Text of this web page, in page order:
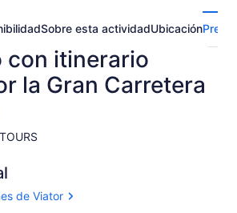
Sobre esta actividadUbicación
con itinerario
la Gran Carretera
de Viator